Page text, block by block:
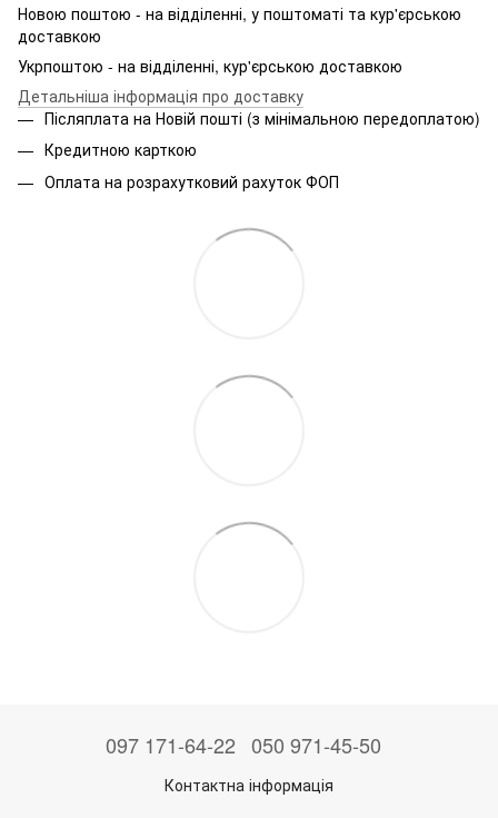
Новою поштою - на відділенні, у поштоматі та кур'єрською
доставкою
Укрпоштою - на відділенні, кур'єрською доставкою
Детальніша інформація про доставку
Післяплата на Новій пошті (з мінімальною передоплатою)
Кредитною карткою
Оплата на розрахутковий рахуток ФОП
097 171-64-22 050 971-45-50
Контактна інформація